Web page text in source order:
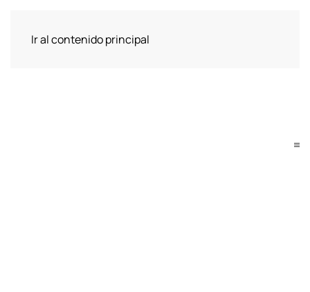
Ir al contenido principal